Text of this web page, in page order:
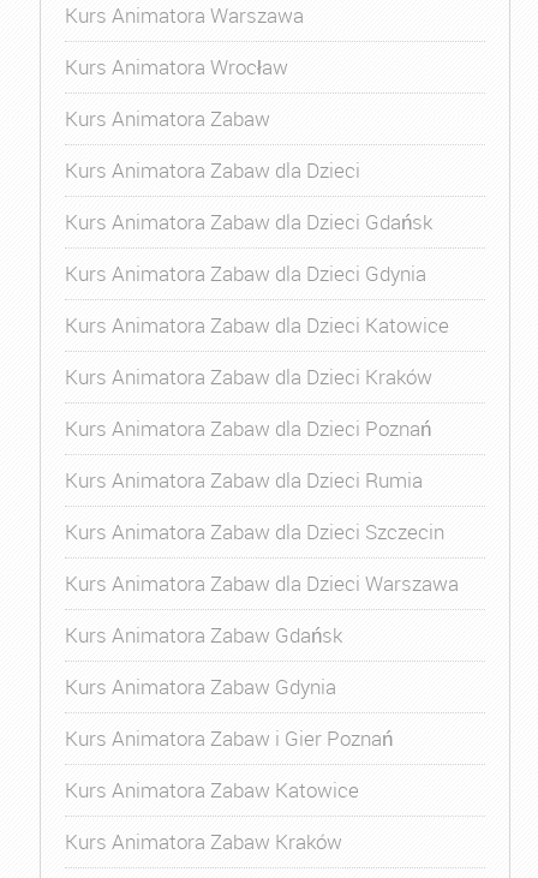
Kurs Animatora Warszawa
Kurs Animatora Wrocław
Kurs Animatora Zabaw
Kurs Animatora Zabaw dla Dzieci
Kurs Animatora Zabaw dla Dzieci Gdańsk
Kurs Animatora Zabaw dla Dzieci Gdynia
Kurs Animatora Zabaw dla Dzieci Katowice
Kurs Animatora Zabaw dla Dzieci Kraków
Kurs Animatora Zabaw dla Dzieci Poznań
Kurs Animatora Zabaw dla Dzieci Rumia
Kurs Animatora Zabaw dla Dzieci Szczecin
Kurs Animatora Zabaw dla Dzieci Warszawa
Kurs Animatora Zabaw Gdańsk
Kurs Animatora Zabaw Gdynia
Kurs Animatora Zabaw i Gier Poznań
Kurs Animatora Zabaw Katowice
Kurs Animatora Zabaw Kraków